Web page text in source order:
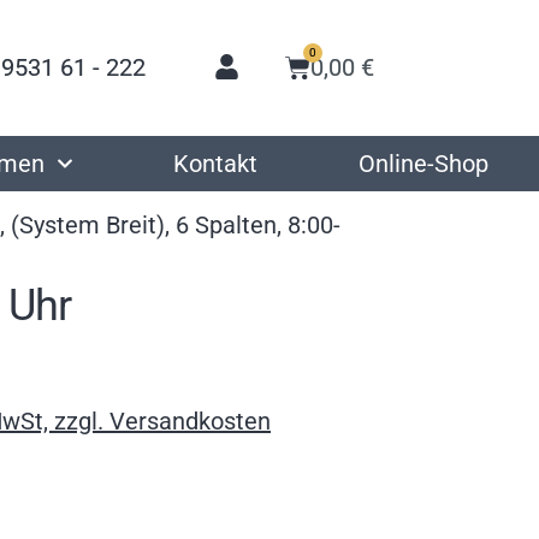
61 - 222 0,00 €
0
Kontakt Online-Shop
(System Breit), 6 Spalten, 8:00-
zzgl. Versandkosten